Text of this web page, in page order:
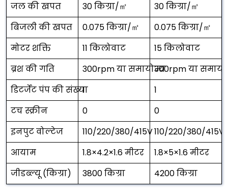
जल की खपत
30 किग्रा/㎡
30 किग्रा/㎡
बिजली की खपत
0.075 किग्रा/㎡
0.075 किग्रा/㎡
मोटर शक्ति
11 किलोवाट
15 किलोवाट
ब्रश की गति
300rpm या समायोज्य300rpm या
डिटर्जेंट पंप की संख्या
1
1
टच स्क्रीन
0
0
इनपुट वोल्टेज
110/220/380/415V110/220/380/415V
आयाम
1.8×4.2×1.6 मीटर
1.8×5×1.6 मीटर
जीडब्ल्यू (किग्रा)
3800 किग्रा 4200 किग्रा